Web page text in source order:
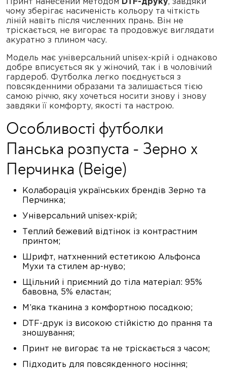
чому зберігає насиченість кольору та чіткість
ліній навіть після численних прань. Він не
тріскається, не вигорає та продовжує виглядати
акуратно з плином часу.
Модель має універсальний unisex-крій і однаково
добре вписується як у жіночий, так і в чоловічий
гардероб. Футболка легко поєднується з
повсякденними образами та залишається тією
самою річчю, яку хочеться носити знову і знову
завдяки її комфорту, якості та настрою.
Особливості футболки
Панська розпуста - Зерно x
Перчинка (Beige)
Колаборація українських брендів Зерно та
Перчинка;
Універсальний unisex-крій;
Теплий бежевий відтінок із контрастним
принтом;
Шрифт, натхненний естетикою Альфонса
Мухи та стилем ар-нуво;
Щільний і приємний до тіла матеріал: 95%
бавовна, 5% еластан;
М’яка тканина з комфортною посадкою;
DTF-друк із високою стійкістю до прання та
зношування;
Принт не вигорає та не тріскається з часом;
Підходить для повсякденного носіння;